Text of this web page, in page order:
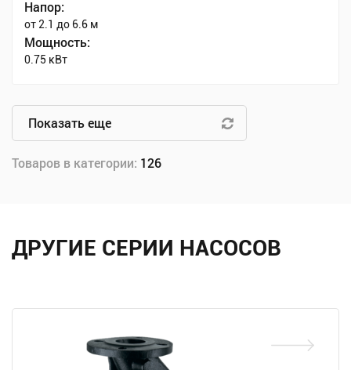
Напор:
от 2.1 до 6.6 м
Мощность:
0.75 кВт
Показать еще
Товаров в категории: 126
ДРУГИЕ СЕРИИ НАСОСОВ